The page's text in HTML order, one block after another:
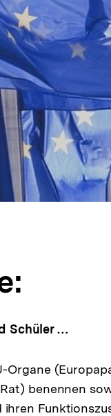
Schüler …
Organe
benennen
ihren